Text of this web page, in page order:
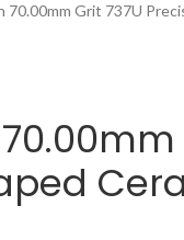
70.00mm Grit 737U